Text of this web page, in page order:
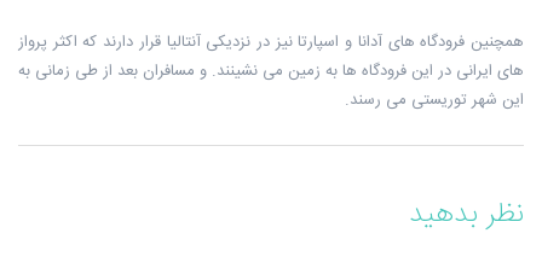
همچنین فرودگاه های آدانا و اسپارتا نیز در نزدیکی آنتالیا قرار دارند که اکثر پرواز
های ایرانی در این فرودگاه ها به زمین می نشینند. و مسافران بعد از طی زمانی به
این شهر توریستی می رسند.
نظر بدهید